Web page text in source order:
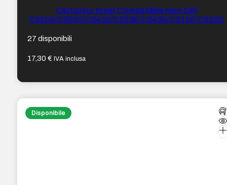
Cartuccia toner Compatibile nero OKI
C5100/C5200/C5400/C5250/C5450/C3100/C3200
27 disponibili
17,30€ IVA inclusa
Disponibile